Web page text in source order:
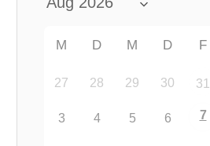
M D M D F
27 28 29 30 31
3 4 5 6 7